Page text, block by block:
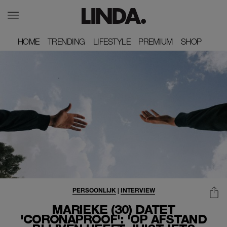
HOME
HOME TRENDING
TRENDING LIFESTYLE
LIFESTYLE PREMIUM
PREMIUM SHOP
SHOP
MARIEKE (30) DATET
'CORONAPROOF': 'OP AFSTAND
PERSOONLIJK| INTERVIEW